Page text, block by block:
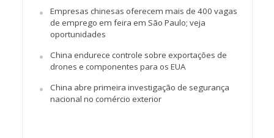
Empresas chinesas oferecem mais de 400 vagas
de emprego em feira em São Paulo; veja
oportunidades
China endurece controle sobre exportações de
drones e componentes para os EUA
China abre primeira investigação de segurança
nacional no comércio exterior